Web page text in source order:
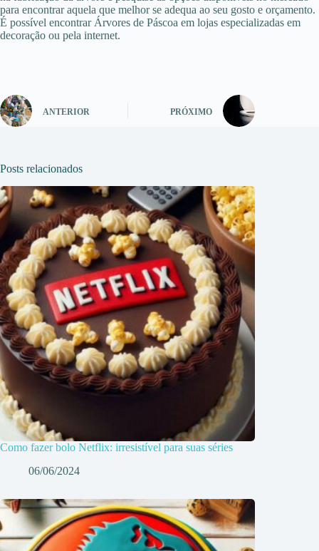
para encontrar aquela que melhor se adequa ao seu gosto e orçamento.
É possível encontrar Árvores de Páscoa em lojas especializadas em
decoração ou pela internet.
ANTERIOR PRÓXIMO
Posts relacionados
Como fazer bolo Netflix: irresistível para suas séries
06/06/2024